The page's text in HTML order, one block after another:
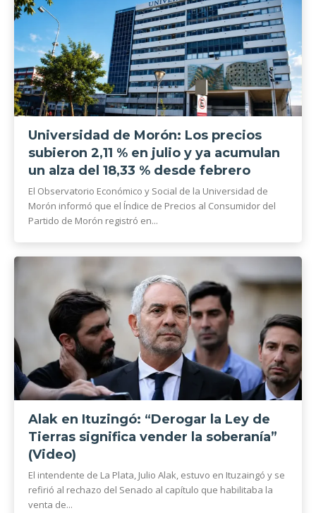
Universidad de Morón: Los precios
subieron 2,11 % en julio y ya acumulan
un alza del 18,33 % desde febrero
El Observatorio Económico y Social de la Universidad de
Morón informó que el Índice de Precios al Consumidor del
Partido de Morón registró en...
Alak en Ituzingó: “Derogar la Ley de
Tierras significa vender la soberanía”
(Video)
El intendente de La Plata, Julio Alak, estuvo en Ituzaingó y se
refirió al rechazo del Senado al capítulo que habilitaba la
venta de...